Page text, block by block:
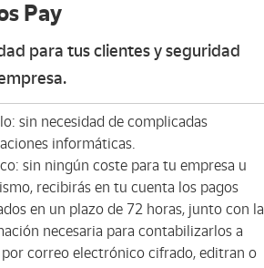
Pay
para tus clientes y seguridad
sin necesidad de complicadas
informáticas.
sin ningún coste para tu empresa u
recibirás en tu cuenta los pagos
en un plazo de 72 horas, junto con la
necesaria para contabilizarlos a
correo electrónico cifrado, editran o